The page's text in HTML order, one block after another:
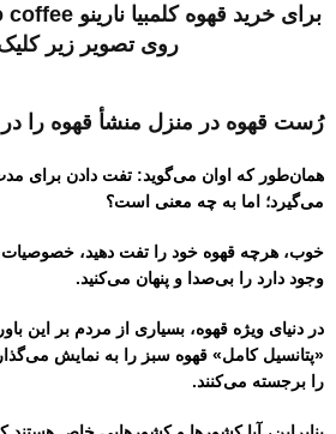
روی تصویر زیر کلیک
رُست قهوه در منزل منشأ قهوه را در
همان‌طور که اوان می‌گوید: تفت دادن برای
می‌گیرد؛ اما به چه معنی است؟
خوب، هرچه قهوه خود را تفت دهید،
وجود دارد را بی‌صدا و پنهان می‌کنید.
در دنیای ویژه قهوه، بسیاری از مردم بر این
«پتانسیل کامل» قهوه سبز را به نمایش
را برجسته می‌کنند.